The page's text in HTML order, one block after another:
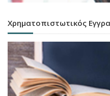
Χρηματοπιστωτικός